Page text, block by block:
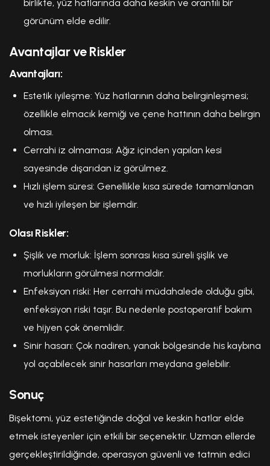
birlikte, yüz hatlarında daha keskin ve orantılı bir
görünüm elde edilir.
Avantajlar ve Riskler
Avantajları:
Estetik iyileşme: Yüz hatlarının daha belirginleşmesi;
özellikle elmacık kemiği ve çene hattının daha belirgin
olması.
Cerrahi iz olmaması: Ağız içinden yapılan kesi
sayesinde dışarıdan iz görülmez.
Hızlı işlem süresi: Genellikle kısa sürede tamamlanan
ve hızlı iyileşen bir işlemdir.
Olası Riskler:
Şişlik ve morluk: İşlem sonrası kısa süreli şişlik ve
morlukların görülmesi normaldir.
Enfeksiyon riski: Her cerrahi müdahalede olduğu gibi,
enfeksiyon riski taşır. Bu nedenle postoperatif bakım
ve hijyen çok önemlidir.
Sinir hasarı: Çok nadiren, yanak bölgesinde his kaybına
yol açabilecek sinir hasarları meydana gelebilir.
Sonuç
Bişektomi, yüz estetiğinde doğal ve keskin hatlar elde
etmek isteyenler için etkili bir seçenektir. Uzman ellerde
gerçekleştirildiğinde, operasyon güvenli ve tatmin edici